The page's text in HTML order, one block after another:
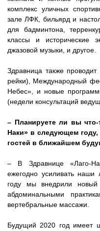
комплекс уличных
зале ЛФК, бильярд и
для бадминтона,
классы и исторические
джазовой музыки, и другое.
Здравница также
рейки), Международный
Небес», и новые
(недели консультаций
– Планируете ли вы
Наки» в следующем
гостей в ближайшем
– В Здравнице «Лаго-
ежегодно усиливать
году мы внедрили новый
абдоминальными
вертебральные массажи.
Будущий 2020 год имеет